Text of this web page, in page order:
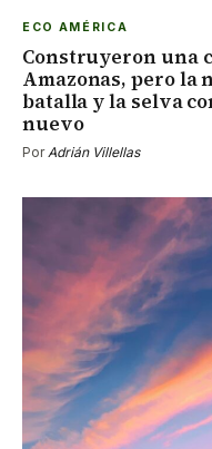
ECO AMÉRICA
Construyeron una
Amazonas, pero la
batalla y la selva
nuevo
Por Adrián Villellas